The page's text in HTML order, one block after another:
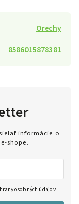
Orechy
8586015878381
informácie o
shope.
osobných údajov